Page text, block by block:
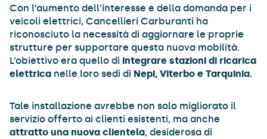
Con l’aumento dell’interesse e della domanda per i
veicoli elettrici, Cancellieri Carburanti ha
riconosciuto la necessità di aggiornare le proprie
strutture per supportare questa nuova mobilità.
L’obiettivo era quello di integrare stazioni di ricarica
elettrica nelle loro sedi di Nepi, Viterbo e Tarquinia.
Tale installazione avrebbe non solo migliorato il
servizio offerto ai clienti esistenti, ma anche
attratto una nuova clientela, desiderosa di